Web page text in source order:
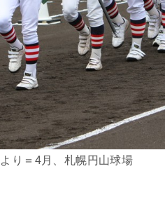
り＝4月、札幌円山球場